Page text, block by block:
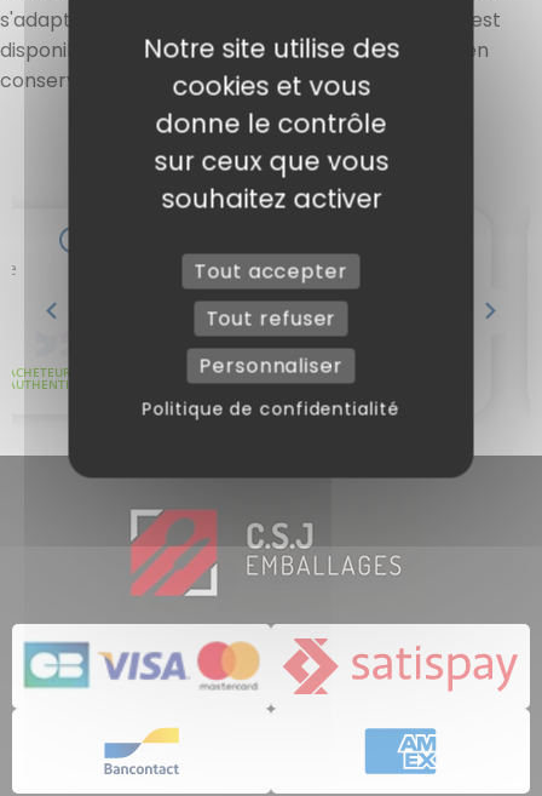
s'adapte à divers plats et occasions. Le thon frais est
disponible sous différentes formes : en poche ou en
conserve.
Notre site utilise des
cookies et vous
donne le contrôle
sur ceux que vous
souhaitez activer
Tout accepter
Tout refuser
Personnaliser
Politique de confidentialité